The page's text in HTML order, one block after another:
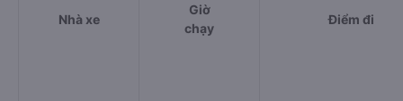
Nhà xe
Giờ
chạy
Điểm đi